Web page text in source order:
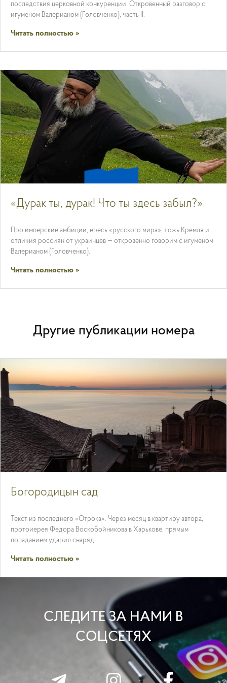
последствия церковной конкуренции. Откровенный разговор с
игуменом Валерианом (Головченко), часть II.
Читать полностью »
«Дурак ты, дурак! Что ты здесь забыл?»
Про имперские амбиции, ересь «русского мира», ложь Кремля и
отличия россиян от украинцев — откровенно говорим с игуменом
Валерианом (Головченко).
Читать полностью »
Другие публикации номера
Богородицын сад
Текст из последнего «Отрока». Через месяц в квартиру автора,
протоиерея Федора Воскобойникова в Харькове, прямым
попаданием ударил снаряд.
Читать полностью »
СЛЕДИТЕ ЗА НАМИ В
СОЦСЕТЯХ
e
I
n
F
a
F
a